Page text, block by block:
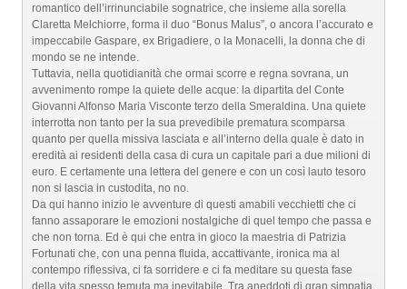
romantico dell’irrinunciabile sognatrice, che insieme alla sorella
Claretta Melchiorre, forma il duo “Bonus Malus”, o ancora l’accurato e
impeccabile Gaspare, ex Brigadiere, o la Monacelli, la donna che di
mondo se ne intende.
Tuttavia, nella quotidianità che ormai scorre e regna sovrana, un
avvenimento rompe la quiete delle acque: la dipartita del Conte
Giovanni Alfonso Maria Visconte terzo della Smeraldina. Una quiete
interrotta non tanto per la sua prevedibile prematura scomparsa
quanto per quella missiva lasciata e all’interno della quale è dato in
eredità ai residenti della casa di cura un capitale pari a due milioni di
euro. E certamente una lettera del genere e con un così lauto tesoro
non si lascia in custodita, no no.
Da qui hanno inizio le avventure di questi amabili vecchietti che ci
fanno assaporare le emozioni nostalgiche di quel tempo che passa e
che non torna. Ed è qui che entra in gioco la maestria di Patrizia
Fortunati che, con una penna fluida, accattivante, ironica ma al
contempo riflessiva, ci fa sorridere e ci fa meditare su questa fase
della vita spesso temuta ma inevitabile. Tra aneddoti di gran simpatia,